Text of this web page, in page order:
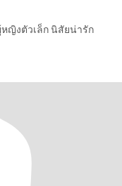
ญิงตัวเล็ก นิสัยน่ารัก